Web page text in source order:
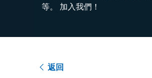
等。 加入我們！
返回